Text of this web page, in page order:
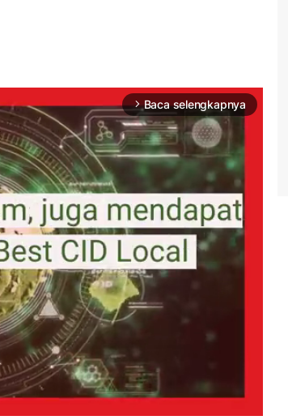
arrow_forward_ios Baca selengkapnya